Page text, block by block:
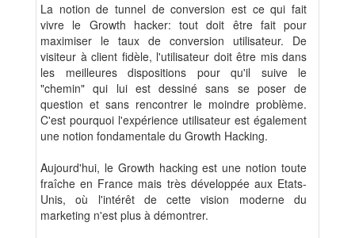
La notion de tunnel de conversion est ce qui fait
vivre le Growth hacker: tout doit être fait pour
maximiser le taux de conversion utilisateur. De
visiteur à client fidèle, l'utilisateur doit être mis dans
les meilleures dispositions pour qu'il suive le
"chemin" qui lui est dessiné sans se poser de
question et sans rencontrer le moindre problème.
C'est pourquoi l'expérience utilisateur est également
une notion fondamentale du Growth Hacking.
Aujourd'hui, le Growth hacking est une notion toute
fraîche en France mais très développée aux Etats-
Unis, où l'intérêt de cette vision moderne du
marketing n'est plus à démontrer.